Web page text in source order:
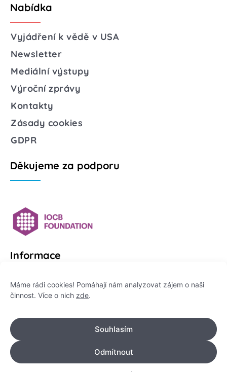
Máme rádi cookies! Pomáhají nám analyzovat zájem o naši
činnost. Více o nich zde.
Souhlasím
Odmítnout
Nabídka
Vyjádření k vědě v USA
Newsletter
Mediální výstupy
Výroční zprávy
Kontakty
Zásady cookies
GDPR
Děkujeme za podporu
Informace
Platformu Zeptej se vědce provozuje:
IČO: 178 47 389
Flemingovo náměstí 542/2,
Dejvice, 160 00 Praha 6
info@zeptejsevedce.cz